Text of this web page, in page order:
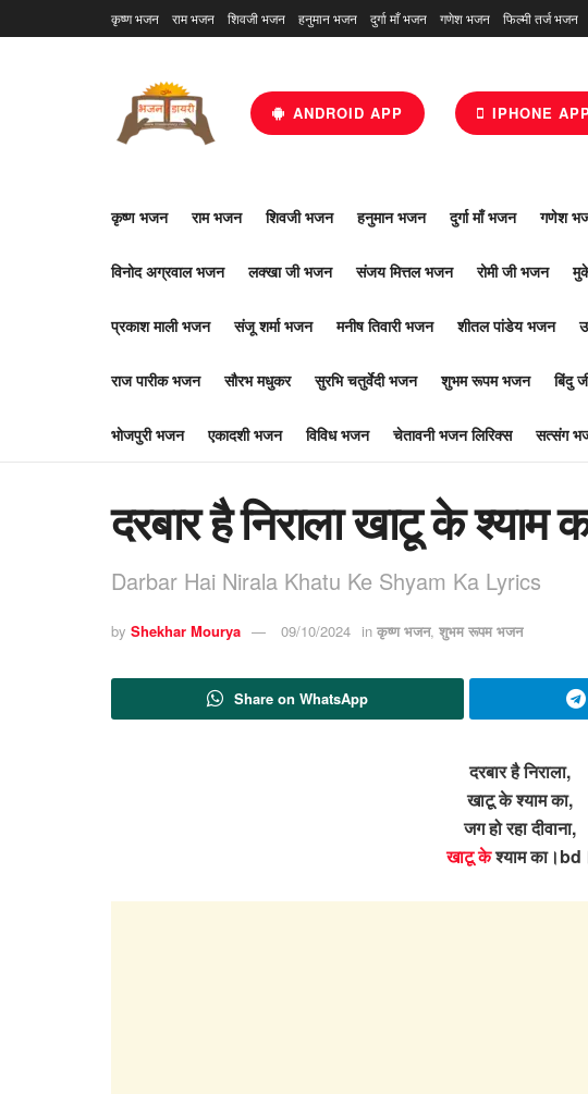
कृष्ण भजन राम भजन शिवजी भजन हनुमान भजन दुर्गा माँ भजन गणेश भजन फिल्मी तर्ज भजन
ANDROID APP IPHONE
कृष्ण भजन राम भजन शिवजी भजन हनुमान भजन दुर्गा माँ भजन गणेश
विनोद अग्रवाल भजन लक्खा जी भजन संजय मित्तल भजन रोमी जी भजन
प्रकाश माली भजन संजू शर्मा भजन मनीष तिवारी भजन शीतल पांडेय भजन
राज पारीक भजन सौरभ मधुकर सुरभि चतुर्वेदी भजन शुभम रूपम भजन बिंदु
भोजपुरी भजन एकादशी भजन विविध भजन चेतावनी भजन लिरिक्स सत्संग
दरबार है निराला खाटू के श्याम
Darbar Hai Nirala Khatu Ke Shyam Ka Lyrics
by Shekhar Mourya 09/10/2024 in कृष्ण भजन, शुभम रूपम भजन
Share on WhatsApp
दरबार है निराला,
खाटू के श्याम का,
जग हो रहा दीवाना,
खाटू केश्याम